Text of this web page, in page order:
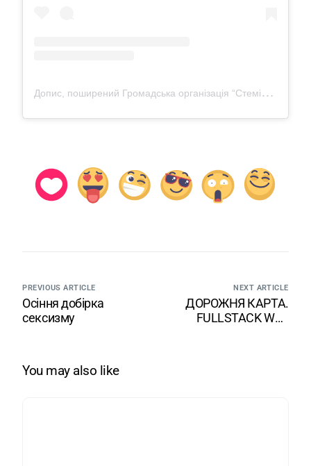
Д
опис, поширений Громадська організація “Стемініст” (@steminist.go)
PREVIOUS ARTICLE
Осіння добірка
сексизму
NEXT ARTICLE
ДОРОЖНЯ КАРТА.
FULLSTACK WEB
You may also like